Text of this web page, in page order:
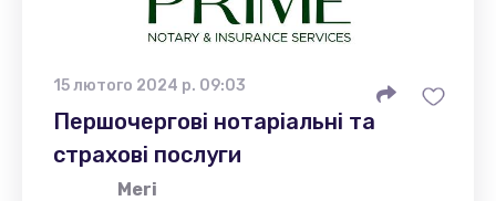
15 лютого 2024 р. 09:03
Першочергові нотаріальні та
страхові послуги
Meri